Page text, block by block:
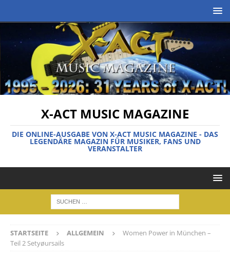
X-ACT MUSIC MAGAZINE
DIE ONLINE-AUSGABE VON X-ACT MUSIC MAGAZINE - DAS
LEGENDÄRE MAGAZIN FÜR MUSIKER, FANS UND
VERANSTALTER
STARTSEITE ALLGEMEIN
Women Power in München –
Teil 2 Setyøursails